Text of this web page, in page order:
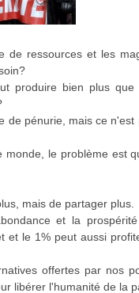
de ressources et les
produire bien plus que
de pénurie, mais ce n'est
le problème est
mais de partager plus.
et la
et le 1% peut aussi
offertes par nos
libérer l'humanité de la